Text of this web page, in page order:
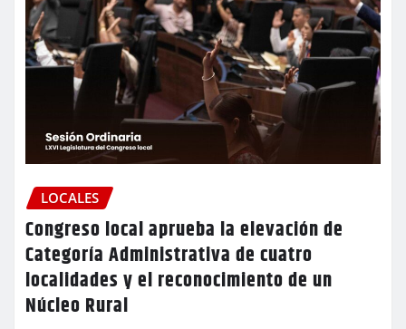
LOCALES
Congreso local aprueba la elevación de
Categoría Administrativa de cuatro
localidades y el reconocimiento de un
Núcleo Rural